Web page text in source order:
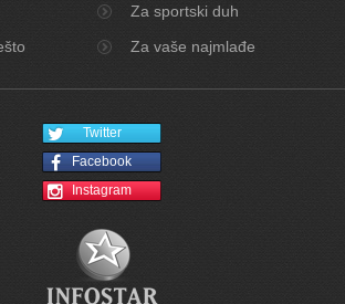
Za sportski duh
Za vaše najmlađe
Twitter
Facebook
Instagram